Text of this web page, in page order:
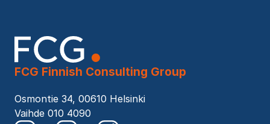
FCG Finnish Consulting Group
Osmontie 34, 00610 Helsinki
Vaihde 010 4090